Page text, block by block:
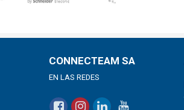
CONNECTEAM SA
EN LAS REDES